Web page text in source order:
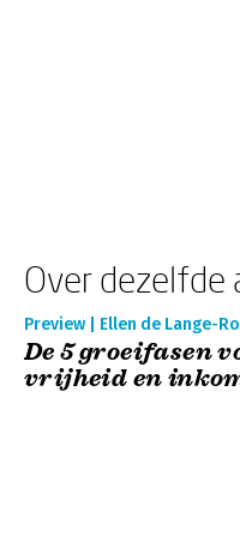
Over dezelfde
Preview | Ellen de Lange-
De 5 groeifasen
vrijheid en